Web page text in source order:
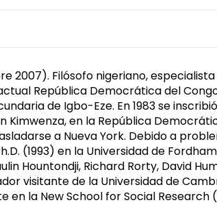
2007). Filósofo nigeriano,
República Democrática del
de Igbo-Eze. En 1983 se
Kimwenza, en la República
a Nueva York. Debido a
(1993) en la Universidad de
Hountondji, Richard Rorty, David
visitante de la Universidad de
la New School for Social Research